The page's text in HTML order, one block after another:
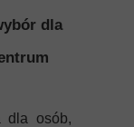
dla
dla osób,